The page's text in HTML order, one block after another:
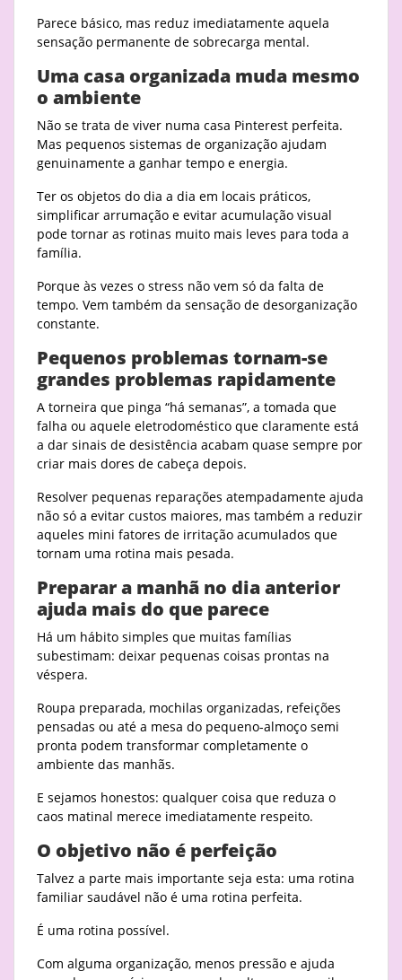
Parece básico, mas reduz imediatamente aquela
sensação permanente de sobrecarga mental.
Uma casa organizada muda mesmo
o ambiente
Não se trata de viver numa casa Pinterest perfeita.
Mas pequenos sistemas de organização ajudam
genuinamente a ganhar tempo e energia.
Ter os objetos do dia a dia em locais práticos,
simplificar arrumação e evitar acumulação visual
pode tornar as rotinas muito mais leves para toda a
família.
Porque às vezes o stress não vem só da falta de
tempo. Vem também da sensação de desorganização
constante.
Pequenos problemas tornam-se
grandes problemas rapidamente
A torneira que pinga “há semanas”, a tomada que
falha ou aquele eletrodoméstico que claramente está
a dar sinais de desistência acabam quase sempre por
criar mais dores de cabeça depois.
Resolver pequenas reparações atempadamente ajuda
não só a evitar custos maiores, mas também a reduzir
aqueles mini fatores de irritação acumulados que
tornam uma rotina mais pesada.
Preparar a manhã no dia anterior
ajuda mais do que parece
Há um hábito simples que muitas famílias
subestimam: deixar pequenas coisas prontas na
véspera.
Roupa preparada, mochilas organizadas, refeições
pensadas ou até a mesa do pequeno-almoço semi
pronta podem transformar completamente o
ambiente das manhãs.
E sejamos honestos: qualquer coisa que reduza o
caos matinal merece imediatamente respeito.
O objetivo não é perfeição
Talvez a parte mais importante seja esta: uma rotina
familiar saudável não é uma rotina perfeita.
É uma rotina possível.
Com alguma organização, menos pressão e ajuda